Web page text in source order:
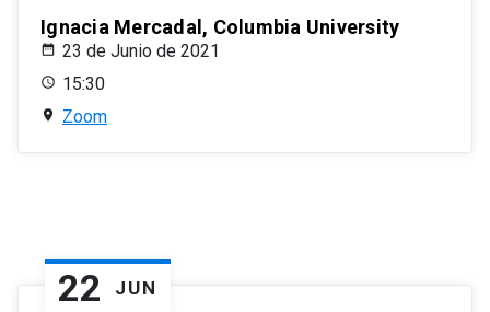
Ignacia Mercadal, Columbia University
23 de Junio de 2021
15:30
Zoom
22 JUN